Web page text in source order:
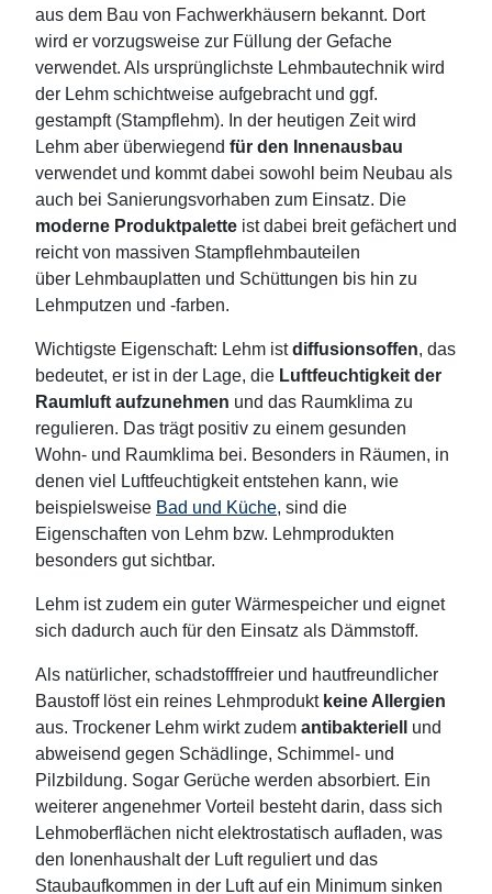
aus dem Bau von Fachwerkhäusern bekannt. Dort
wird er vorzugsweise zur Füllung der Gefache
verwendet. Als ursprünglichste Lehmbautechnik wird
der Lehm schichtweise aufgebracht und ggf.
gestampft (Stampflehm). In der heutigen Zeit wird
Lehm aber überwiegend für den Innenausbau
verwendet und kommt dabei sowohl beim Neubau als
auch bei Sanierungsvorhaben zum Einsatz. Die
moderne Produktpalette ist dabei breit gefächert und
reicht von massiven Stampflehmbauteilen
über Lehmbauplatten und Schüttungen bis hin zu
Lehmputzen und -farben.
Wichtigste Eigenschaft: Lehm istdiffusionsoffen, das
bedeutet, er ist in der Lage, die Luftfeuchtigkeit der
Raumluft aufzunehmen und das Raumklima zu
regulieren. Das trägt positiv zu einem gesunden
Wohn- und Raumklima bei. Besonders in Räumen, in
denen viel Luftfeuchtigkeit entstehen kann, wie
beispielsweise Bad und Küche, sind die
Eigenschaften von Lehm bzw. Lehmprodukten
besonders gut sichtbar.
Lehm ist zudem ein guter Wärmespeicher und eignet
sich dadurch auch für den Einsatz als Dämmstoff.
Als natürlicher, schadstofffreier und hautfreundlicher
Baustoff löst ein reines Lehmprodukt keine Allergien
aus. Trockener Lehm wirkt zudem antibakteriell
und
abweisend gegen Schädlinge, Schimmel- und
Pilzbildung. Sogar Gerüche werden absorbiert. Ein
weiterer angenehmer Vorteil besteht darin, dass sich
Lehmoberflächen nicht elektrostatisch aufladen, was
den Ionenhaushalt der Luft reguliert und das
Staubaufkommen in der Luft auf ein Minimum sinken